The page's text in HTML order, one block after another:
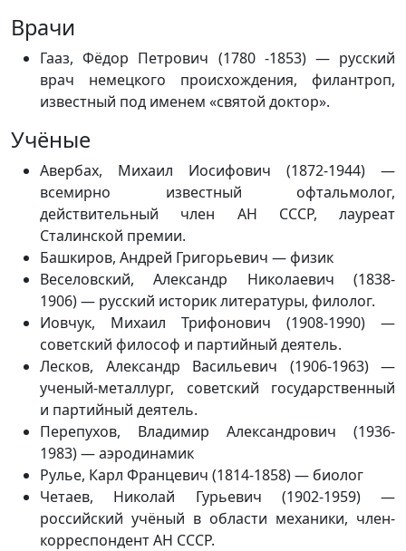
Врачи
Гааз, Фёдор Петрович (1780 -1853) — русский
врач немецкого происхождения, филантроп,
известный под именем «святой доктор».
Учёные
Авербах, Михаил Иосифович (1872-1944) —
всемирно известный офтальмолог,
действительный член АН СССР, лауреат
Сталинской премии.
Башкиров, Андрей Григорьевич — физик
Веселовский, Александр Николаевич (1838-
1906) — русский историк литературы, филолог.
Иовчук, Михаил Трифонович (1908-1990) —
советский философ и партийный деятель.
Лесков, Александр Васильевич (1906-1963) —
ученый-металлург, советский государственный
и партийный деятель.
Перепухов, Владимир Александрович (1936-
1983) — аэродинамик
Рулье, Карл Францевич (1814-1858) — биолог
Четаев, Николай Гурьевич (1902-1959) —
российский учёный в области механики, член-
корреспондент АН СССР.